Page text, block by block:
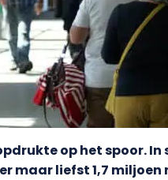
op het spoor.
maar liefst 1,7